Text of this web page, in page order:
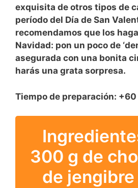
exquisita de otros tipos de
período del Día de San
recomendamos que los
Navidad: pon un poco de
asegurada con una bonita
harás una grata sorpresa.
Tiempo de preparación: +60
300 g de
de